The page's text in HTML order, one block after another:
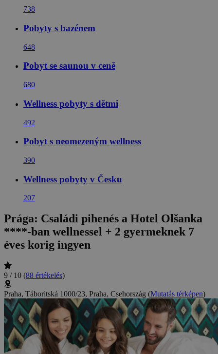
738
Pobyty s bazénem
648
Pobyt se saunou v ceně
680
Wellness pobyty s dětmi
492
Pobyt s neomezeným wellness
390
Wellness pobyty v Česku
207
Prága: Családi pihenés a Hotel Olšanka
****-ban wellnessel + 2 gyermeknek 7
éves korig ingyen
9 / 10 (88 értékelés)
Praha, Táboritská 1000/23, Praha, Csehország (Mutatás térképen)